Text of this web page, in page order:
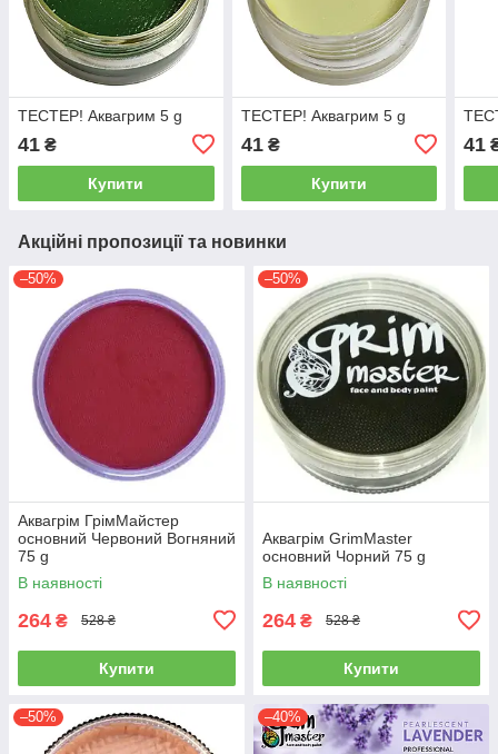
ТЕСТЕР! Аквагрим 5 g
41 ₴
Купити
ТЕСТЕР! Аквагрим 5 g
41₴
Купити
41
Акційні пропозиції та новинки
–50%
Аквагрім ГрімМайстер
основний Червоний Вогняний
75 g
В наявності
264 ₴ 528 ₴
Купити
–50%
Аквагрім GrimMaster
основний Чорний 75 g
В наявності
264 ₴ 528 ₴
Купити
–50% –40%